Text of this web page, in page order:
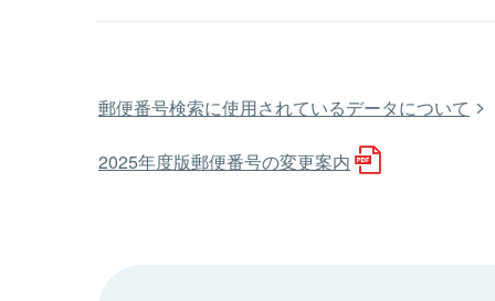
郵便番号検索に使用されているデータについて
2025年度版郵便番号の変更案内